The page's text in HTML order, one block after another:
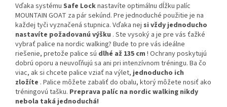
Vďaka systému Safe Locknastavíte optimálnu dĺžku palíc
MOUNTAIN GOAT za pár sekúnd. Pre jednoduché použitie je na
každej tyči vyznačená stupnica. Vďaka nej si vždy jednoducho
nastavíte požadovanú výšku . Ste vysoký a je pre vás ťažké
vybrať palice na nordic walking? Bude to pre vás ideálne
riešenie, pretože palice sú dlhé až 135 cm ! Ochrany poskytujú
dobrú oporu a neuvoľňujú sa ani pri intenzívnom tréningu. Ba čo
viac, ak si chcete palice vziať na výlet, jednoducho ich
zložíte . Palice môžete zabaliť do obalu, ktorý môžete nosiť ako
tréningovú tašku. Preprava palíc na nordic walking nikdy
nebola taká jednoduchá!